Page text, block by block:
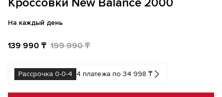
На каждый день
139 990 ₸ 199 990 ₸
Рассрочка 0-0-4 4 платежа по 34 998 ₸